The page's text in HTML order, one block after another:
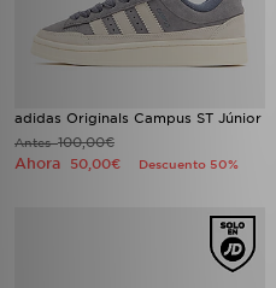
adidas Originals Campus ST Júnior
Antes100,00€
Ahora 50,00€ Descuento 50%